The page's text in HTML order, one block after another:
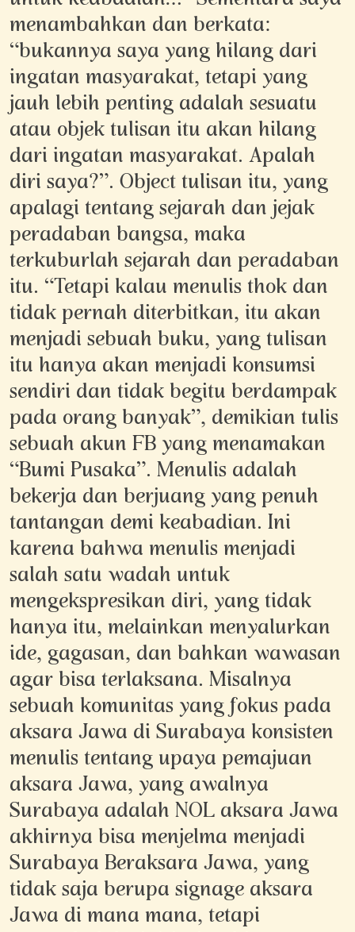
menambahkan dan berkata:
“bukannya saya yang hilang dari
ingatan masyarakat, tetapi yang
jauh lebih penting adalah sesuatu
atau objek tulisan itu akan hilang
dari ingatan masyarakat. Apalah
diri saya?”. Object tulisan itu, yang
apalagi tentang sejarah dan jejak
peradaban bangsa, maka
terkuburlah sejarah dan peradaban
itu. “Tetapi kalau menulis thok dan
tidak pernah diterbitkan, itu akan
menjadi sebuah buku, yang tulisan
itu hanya akan menjadi konsumsi
sendiri dan tidak begitu berdampak
pada orang banyak”, demikian tulis
sebuah akun FB yang menamakan
“Bumi Pusaka”. Menulis adalah
bekerja dan berjuang yang penuh
tantangan demi keabadian. Ini
karena bahwa menulis menjadi
salah satu wadah untuk
mengekspresikan diri, yang tidak
hanya itu, melainkan menyalurkan
ide, gagasan, dan bahkan wawasan
agar bisa terlaksana. Misalnya
sebuah komunitas yang fokus pada
aksara Jawa di Surabaya konsisten
menulis tentang upaya pemajuan
aksara Jawa, yang awalnya
Surabaya adalah NOL aksara Jawa
akhirnya bisa menjelma menjadi
Surabaya Beraksara Jawa, yang
tidak saja berupa signage aksara
Jawa di mana mana, tetapi